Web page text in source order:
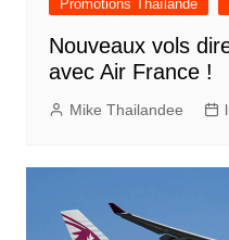
Promotions Thaïlande
Nouveaux vols
avec Air France !
Mike Thailandee